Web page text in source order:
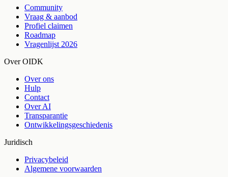
Community
Vraag & aanbod
Profiel claimen
Roadmap
Vragenlijst 2026
Over OIDK
Over ons
Hulp
Contact
Over AI
Transparantie
Ontwikkelingsgeschiedenis
Juridisch
Privacybeleid
Algemene voorwaarden